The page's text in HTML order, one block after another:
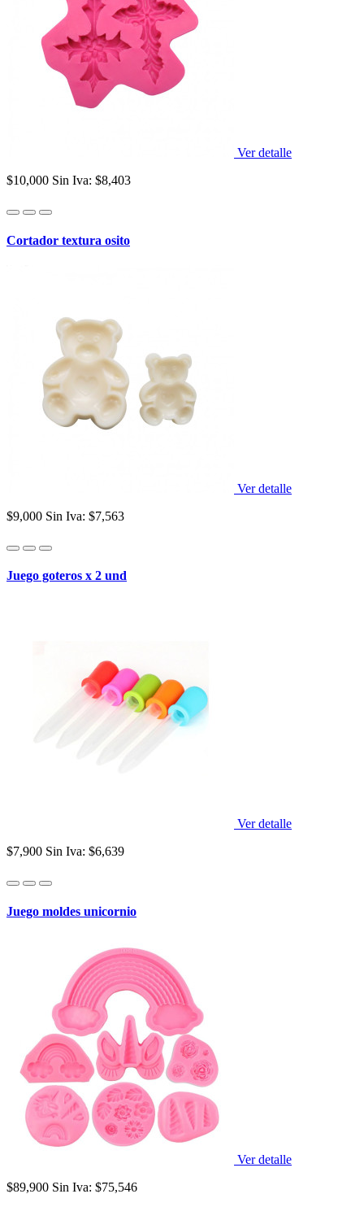
Ver detalle
$10,000 Sin Iva: $8,403
Cortador textura osito
Ver detalle
$9,000 Sin Iva: $7,563
Juego goteros x 2 und
Ver detalle
$7,900 Sin Iva: $6,639
Juego moldes unicornio
Ver detalle
$89,900 Sin Iva: $75,546